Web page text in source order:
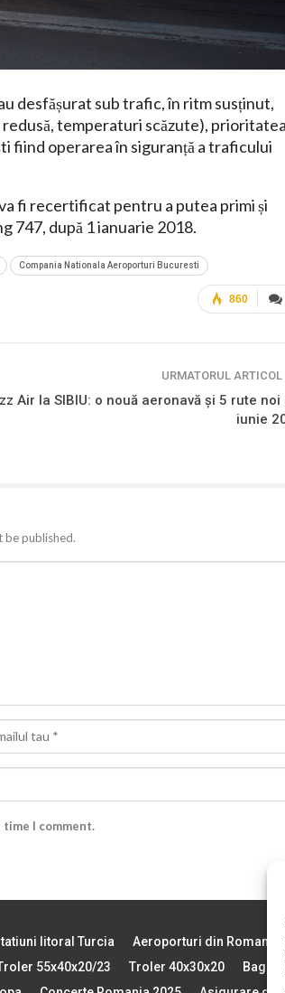
desfășurat sub trafic, în ritm susținut,
temperaturi scăzute), prioritatea
fiind operarea în siguranță a traficului
fi recertificat pentru a putea primi și
747, după 1 ianuarie 2018.
Compania Nationala Aeroporturi Bucuresti
860
URMATORUL ARTICOL
Air la SIBIU: o nouă aeronavă și 5 rute noi
iunie
be published.
time I comment.
litoral Turcia Aeroporturi din Romania
55x40x20/23 Troler 40x30x20